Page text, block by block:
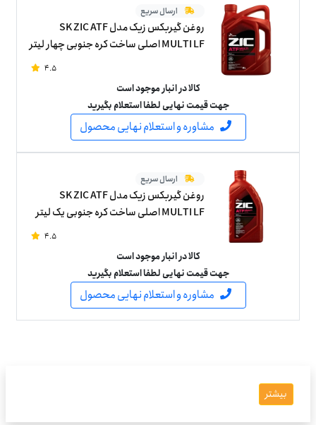
ارسال سریع
روغن گیربکس زیک مدل SK ZIC ATF
MULTI LF اصلی ساخت کره جنوبی چهار لیتر
4.5
کالا در انبار موجود است
جهت قیمت نهایی لطفا استعلام بگیرید
مشاوره و استعلام نهایی محصول
ارسال سریع
روغن گیربکس زیک مدل SK ZIC ATF
MULTI LF اصلی ساخت کره جنوبی یک لیتر
4.5
کالا در انبار موجود است
جهت قیمت نهایی لطفا استعلام بگیرید
مشاوره و استعلام نهایی محصول
بیشتر